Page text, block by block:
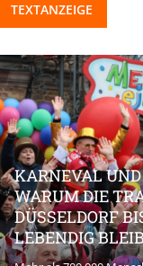
TEXTANZEIGE
KARNEVAL
WARUM DIE
DÜSSELDORF
LEBENDIG